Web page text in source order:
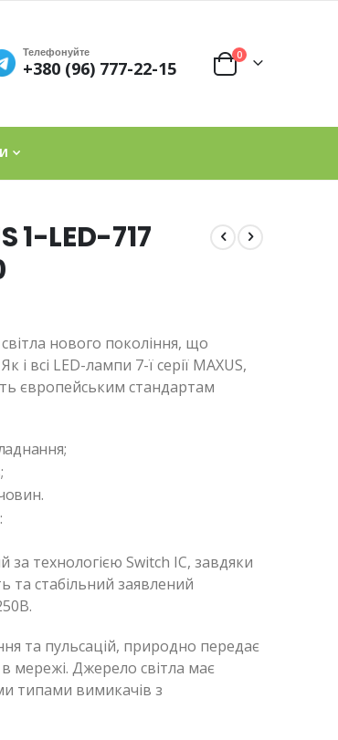
Телефонуйте
+380 (96) 777-22-15 Cart
0елементи
1-LED-717
нового покоління, що
всі LED-лампи 7-ї серії MAXUS,
європейським стандартам
за технологією Switch IC, завдяки
та стабільний заявлений
та пульсацій, природно передає
мережі. Джерело світла має
типами вимикачів з